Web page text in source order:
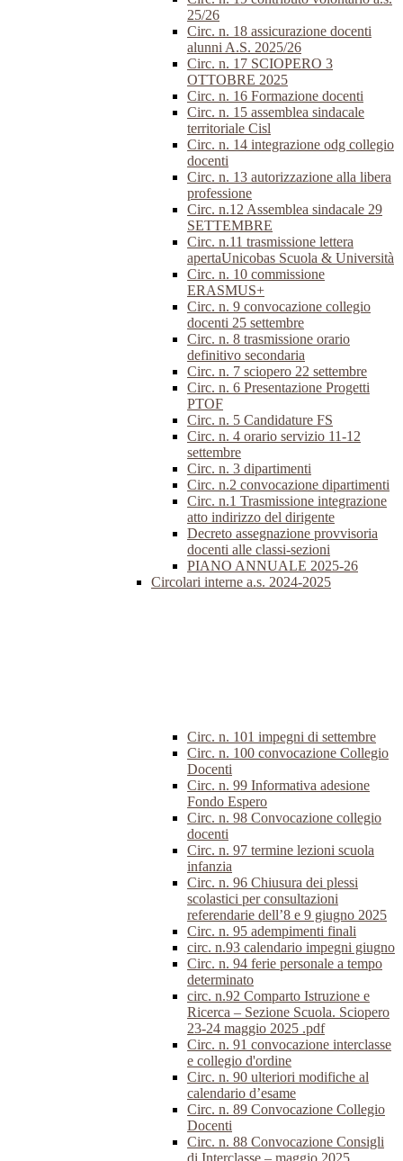
25/26
Circ. n. 18 assicurazione docenti
alunni A.S. 2025/26
Circ. n. 17 SCIOPERO 3
OTTOBRE 2025
Circ. n. 16 Formazione docenti
Circ. n. 15 assemblea sindacale
territoriale Cisl
Circ. n. 14 integrazione odg collegio
docenti
Circ. n. 13 autorizzazione alla libera
professione
Circ. n.12 Assemblea sindacale 29
SETTEMBRE
Circ. n.11 trasmissione lettera
apertaUnicobas Scuola & Università
Circ. n. 10 commissione
ERASMUS+
Circ. n. 9 convocazione collegio
docenti 25 settembre
Circ. n. 8 trasmissione orario
definitivo secondaria
Circ. n. 7 sciopero 22 settembre
Circ. n. 6 Presentazione Progetti
PTOF
Circ. n. 5 Candidature FS
Circ. n. 4 orario servizio 11-12
settembre
Circ. n. 3 dipartimenti
Circ. n.2 convocazione dipartimenti
Circ. n.1 Trasmissione integrazione
atto indirizzo del dirigente
Decreto assegnazione provvisoria
docenti alle classi-sezioni
PIANO ANNUALE 2025-26
Circolari interne a.s. 2024-2025
Circ. n. 101 impegni di settembre
Circ. n. 100 convocazione Collegio
Docenti
Circ. n. 99 Informativa adesione
Fondo Espero
Circ. n. 98 Convocazione collegio
docenti
Circ. n. 97 termine lezioni scuola
infanzia
Circ. n. 96 Chiusura dei plessi
scolastici per consultazioni
referendarie dell’8 e 9 giugno 2025
Circ. n. 95 adempimenti finali
circ. n.93 calendario impegni giugno
Circ. n. 94 ferie personale a tempo
determinato
circ. n.92 Comparto Istruzione e
Ricerca – Sezione Scuola. Sciopero
23-24 maggio 2025 .pdf
Circ. n. 91 convocazione interclasse
e collegio d'ordine
Circ. n. 90 ulteriori modifiche al
calendario d’esame
Circ. n. 89 Convocazione Collegio
Docenti
Circ. n. 88 Convocazione Consigli